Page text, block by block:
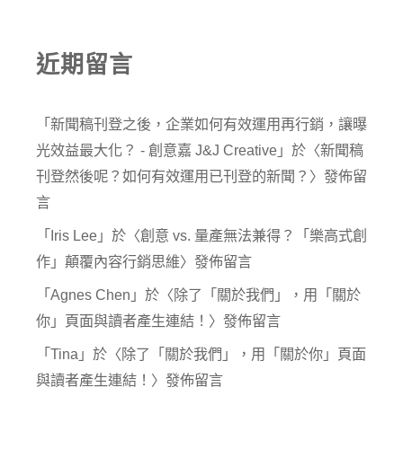
近期留言
「 新聞稿刊登之後，企業如何有效運用再行銷，讓曝
光效益最大化？ - 創意嘉 J&J Creative 」於〈新聞稿
刊登然後呢？如何有效運用已刊登的新聞？ 〉發佈留
言
「 Iris Lee 」於〈創意 vs. 量產無法兼得？「樂高式創
作」顛覆內容行銷思維〉發佈留言
「 Agnes Chen 」於〈除了「關於我們」，用「關於
你」頁面與讀者產生連結！ 〉發佈留言
「 Tina 」於〈除了「關於我們」，用「關於你」頁面
與讀者產生連結！ 〉發佈留言